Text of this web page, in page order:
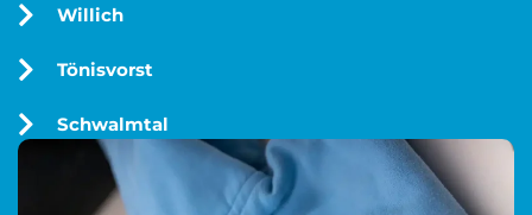
Willich
Tönisvorst
Schwalmtal